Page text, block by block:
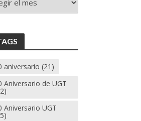
aniversario (21)
Aniversario de UGT
Aniversario UGT